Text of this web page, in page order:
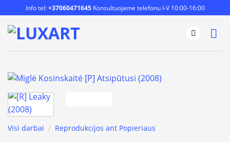
to
content
Info tel:+37060471645Konsultuojame telefonu I-V 10:00-16:00
Visi darbai / Reprodukcijos ant Popieriaus